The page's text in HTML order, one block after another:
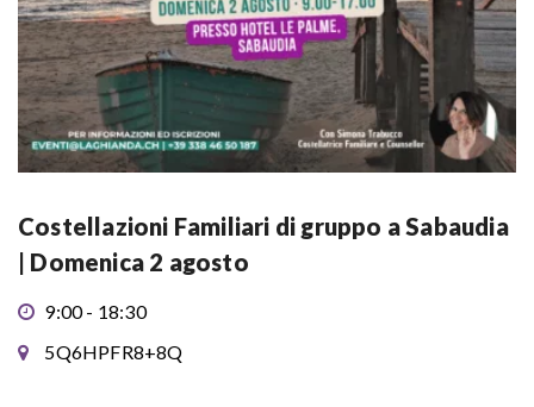
Costellazioni Familiari di gruppo a Sabaudia
| Domenica 2 agosto
9:00 - 18:30
5Q6HPFR8+8Q